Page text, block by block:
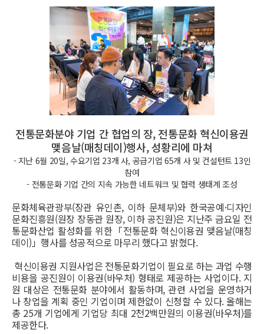
전통문화분야 기업 간 협업의 장, 전통문화 혁신이용권
맺음날(매칭데이)행사, 성황리에 마쳐
- 지난 6월 20일, 수요기업 23개 사, 공급기업 65개 사 및 컨설턴트 13인
참여
- 전통문화 기업 간의 지속 가능한 네트워크 및 협력 생태계 조성
문화체육관광부(장관 유인촌, 이하 문체부)와 한국공예·디자인
문화진흥원(원장 장동관 원장, 이하 공진원)은 지난주 금요일 전
통문화산업 활성화를 위한「전통문화 혁신이용권 맺음날(매칭
데이)」행사를 성공적으로 마무리 했다고 밝혔다.
혁신이용권 지원사업은 전통문화기업이 필요로 하는 과업 수행
비용을 공진원이 이용권(바우처) 형태로 제공하는 사업이다. 지
원 대상은 전통문화 분야에서 활동하며, 관련 사업을 운영하거
나 창업을 계획 중인 기업이며 제한없이 신청할 수 있다. 올해는
총 25개 기업에게 기업당 최대 2천2백만원의 이용권(바우처)를
제공한다.